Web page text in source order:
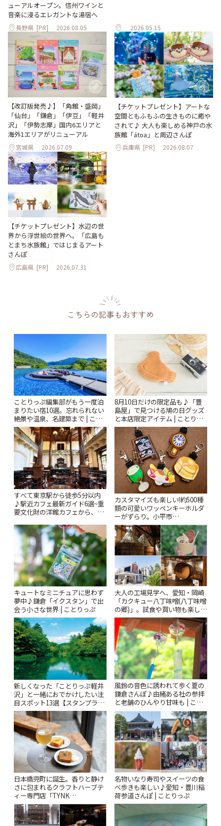
ューアルオープン。信州ワインと
音楽に浸るエレガントな湯宿へ
長野県 [PR] 2026.08.05 2026.05.15
【改訂版発売♪】「角館・盛岡」
「仙台」「鎌倉」「伊豆」「軽井
沢」「伊勢志摩」国内6エリアと
海外1エリアがリニューアル
宮城県 2026.07.09
【チケットプレゼント】アートな
空間ともふもふの生きものに癒や
されて♪ 大人も楽しめる神戸の水
族館「átoa」と周辺さんぽ
兵庫県 [PR] 2026.08.07
【チケットプレゼント】水辺の世
界から浮世絵の世界へ。「広島も
とまち水族館」ではじまるアート
さんぽ
広島県 [PR] 2026.07.31
こちらの記事もおすすめ
ことりっぷ編集部がもう一度泊
まりたい宿10選。忘れられない
絶景や温泉、名建築まで | こと
りっぷ
8月10日だけの限定品も♪「豊
島屋」で見つける鳩の日グッズ
と本店限定アイテム | ことりっ
ぷ
すべて東京駅から徒歩5分以内
♪駅近カフェ最新ガイド6選~重
要文化財の洋館カフェから、改
りっぷ
カスタマイズも楽しい!約500種
類の可愛いワッペンキーホルダ
ーがずらり。小平市
「Kimamaya T&K」 | ことりっ
ぷ
キュートなミニチュアに思わず
夢中♪鎌倉「イクスタン」で出
会う小さな世界 | ことりっぷ
大人の工場見学へ、愛知・岡崎
「カクキュー八丁味噌(八丁味噌
の郷)」。試食や買い物も楽しみ
♪ | ことりっぷ
新しくなった「ことりっぷ軽井
沢」と一緒におでかけしたい注
目スポット13選【スタンプラリ
ー開催中】 | ことりっぷ
風鈴の音色に誘われて歩く夏の
鎌倉さんぽ♪由緒ある社の参拝
と老舗のひんやり甘味も | こと
りっぷ
日本橋兜町に誕生。香りと静け
さに包まれるクラフトハーブテ
ィー専門店「TYNK
Kabutocho」 | ことりっぷ
名物いなり寿司やスイーツの食
べ歩きも楽しい♪愛知・豊川稲
荷参道さんぽ | ことりっぷ